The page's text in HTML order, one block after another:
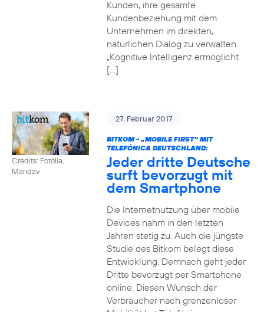
Kunden, ihre gesamte
Kundenbeziehung mit dem
Unternehmen im direkten,
natürlichen Dialog zu verwalten.
„Kognitive Intelligenz ermöglicht
[…]
Credits: Fotolia,
Maridav
27. Februar 2017
BITKOM - „MOBILE FIRST“ MIT
TELEFÓNICA DEUTSCHLAND:
Jeder dritte Deutsche
surft bevorzugt mit
dem Smartphone
Die Internetnutzung über mobile
Devices nahm in den letzten
Jahren stetig zu. Auch die jüngste
Studie des Bitkom belegt diese
Entwicklung. Demnach geht jeder
Dritte bevorzugt per Smartphone
online. Diesen Wunsch der
Verbraucher nach grenzenloser